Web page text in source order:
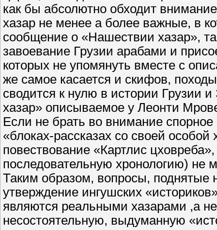
как бы абсолютно обходит
хазар не менее а более важные, в
сообщение о «Нашествии хазар»,
завоевание Грузии арабами и
которых не упомянуть вместе с
же самое касается и скифов,
сводится к нулю в истории Грузии
хазар» описываемое у Леонти
Если не брать во внимание
«блоках-рассказах со своей
повествование «Картлис
последовательную хронологию) не
Таким образом, вопросы, поднятые
утверждение ингушских
являются реальными хазарами ,а
несостоятельную, выдуманную